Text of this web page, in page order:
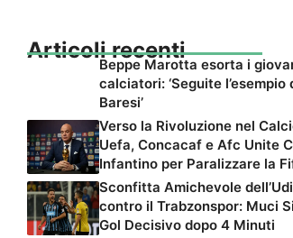
Articoli recenti
Beppe Marotta esorta i
calciatori: ‘Seguite l’esempio
Baresi’
Verso la Rivoluzione nel
Uefa, Concacaf e Afc Unite
Infantino per Paralizzare la
Sconfitta Amichevole
contro il Trabzonspor: Muci
Gol Decisivo dopo 4 Minuti